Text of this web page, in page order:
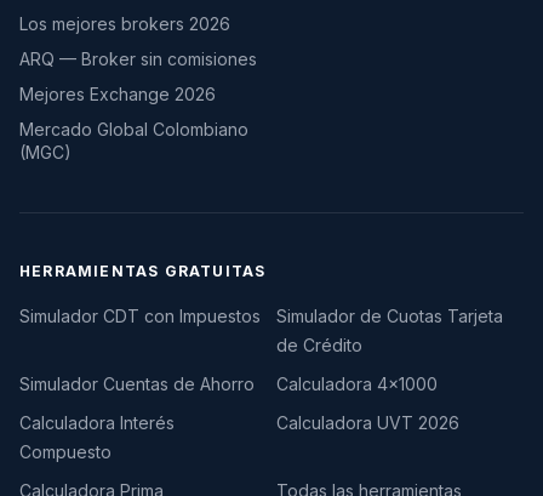
Los mejores brokers 2026
ARQ — Broker sin comisiones
Mejores Exchange 2026
Mercado Global Colombiano
(MGC)
HERRAMIENTAS GRATUITAS
Simulador CDT con Impuestos
Simulador de Cuotas Tarjeta
de Crédito
Simulador Cuentas de Ahorro
Calculadora 4×1000
Calculadora Interés
Compuesto
Calculadora UVT 2026
Calculadora Prima Todas las herramientas